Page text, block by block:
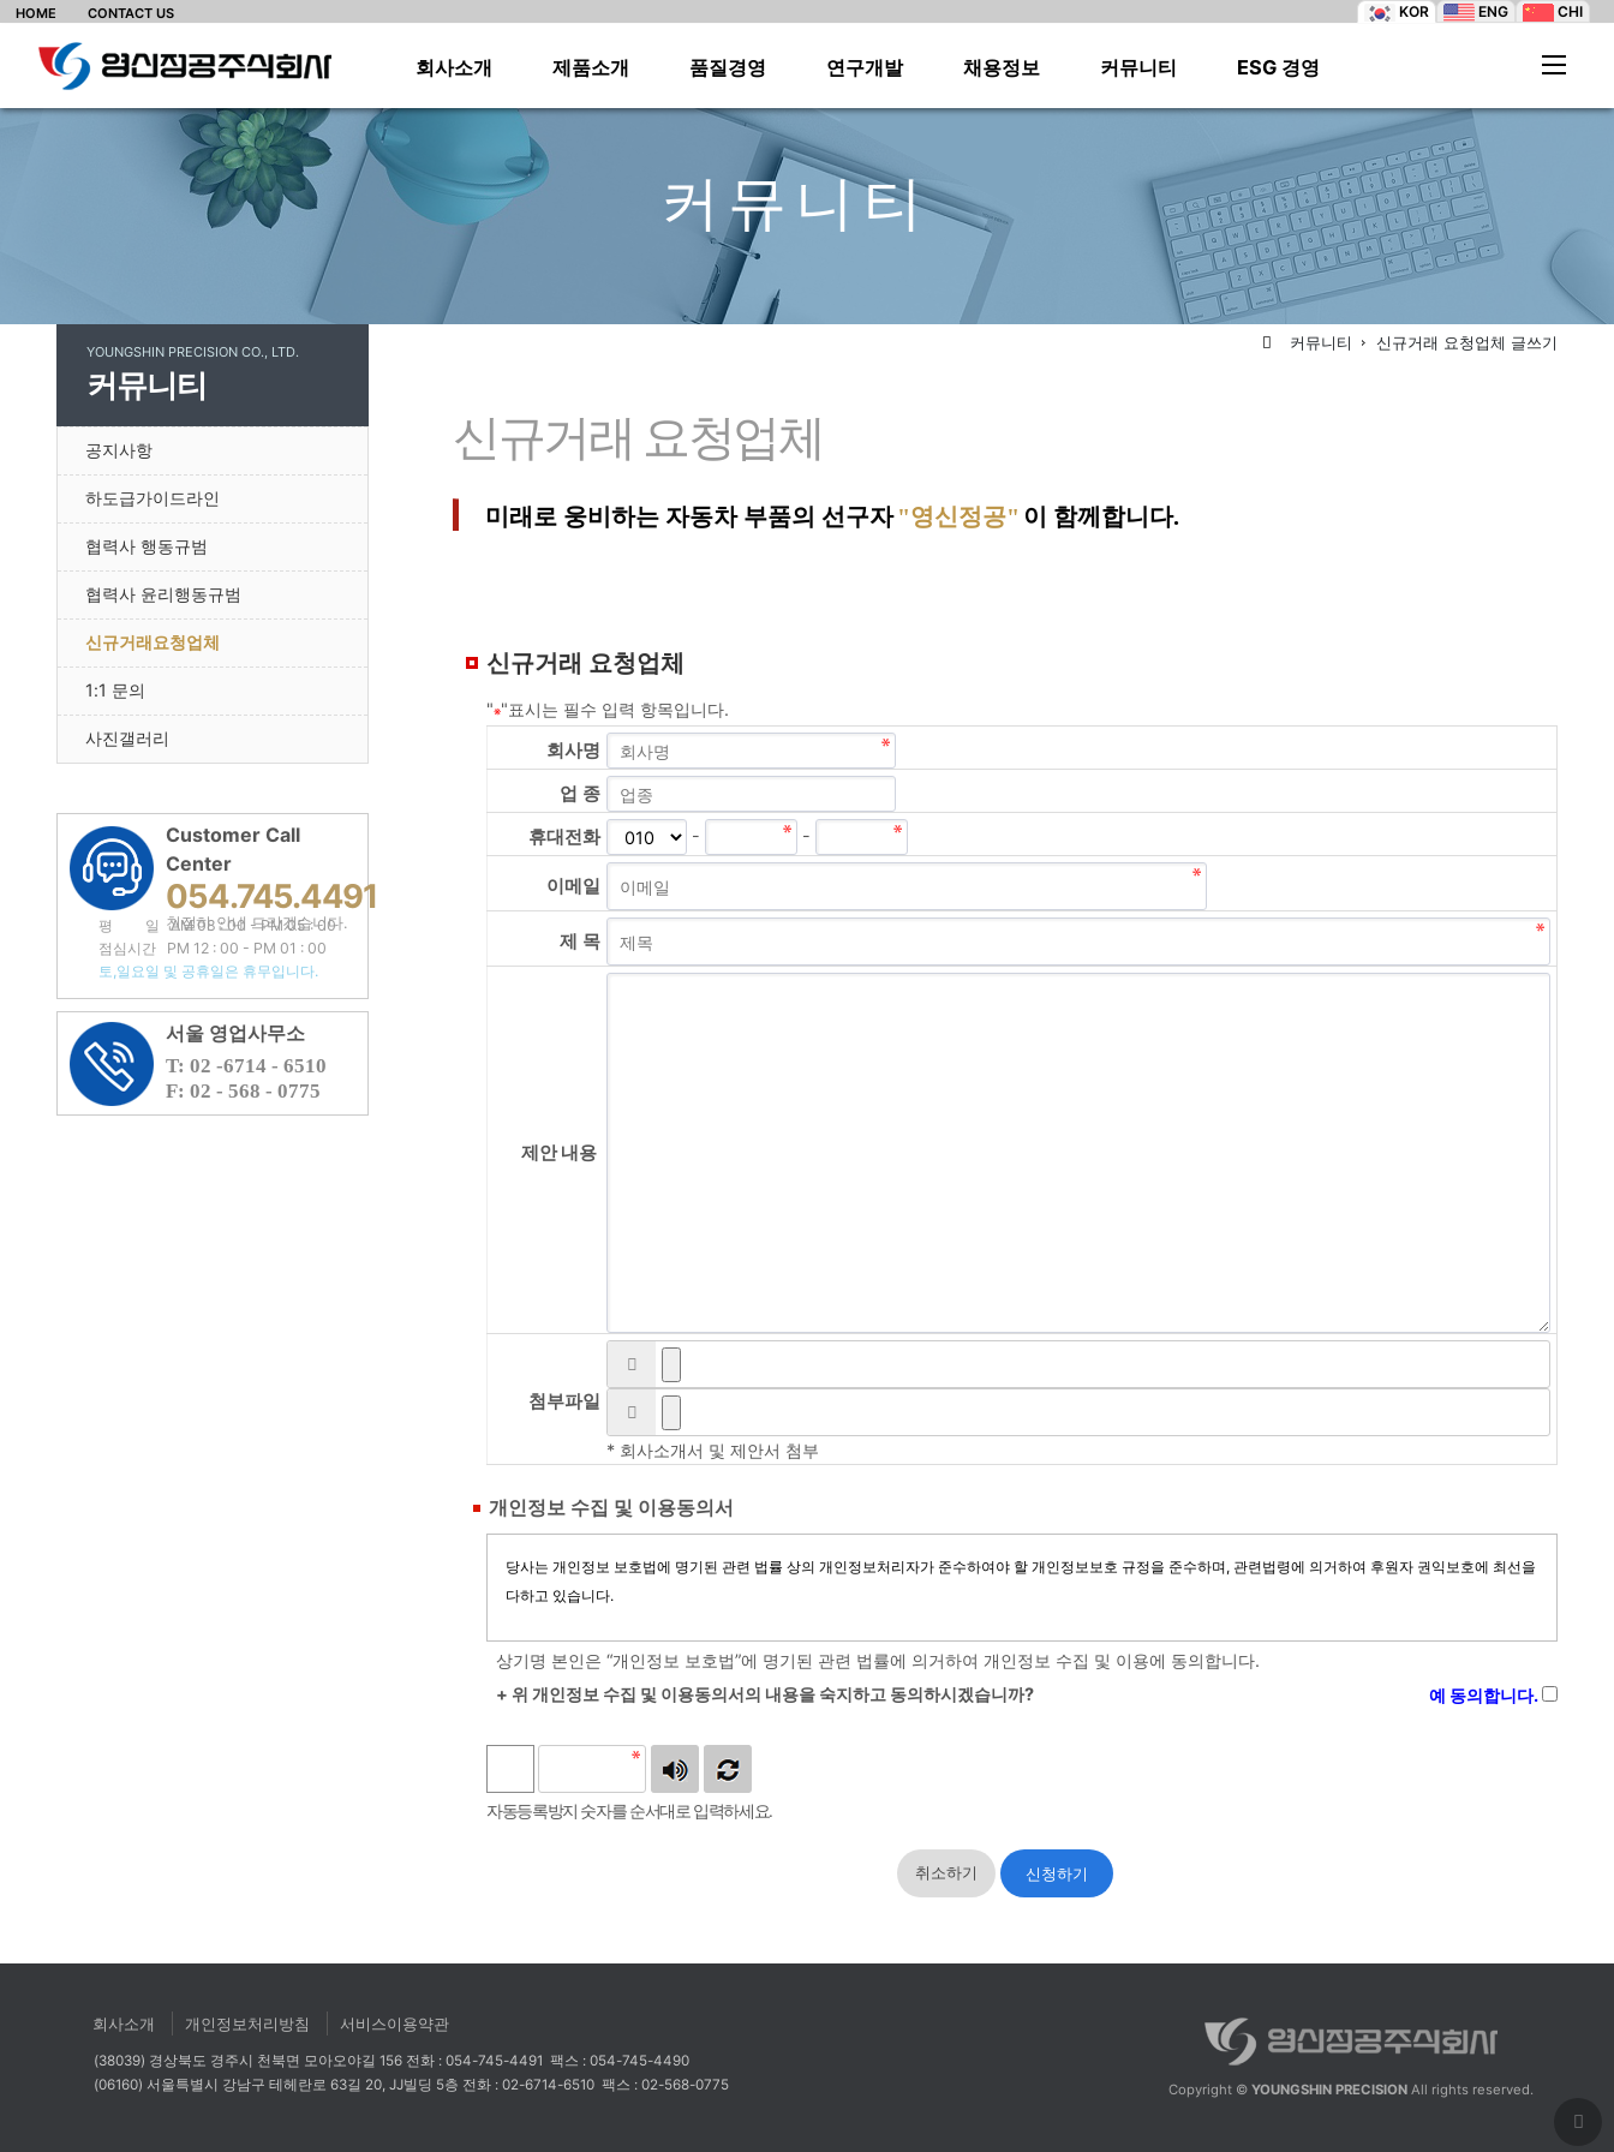
HOME CONTACT US KOR ENG CHI
회사소개
·
·
제품소개
·
·
·
품질경영
·
연구개발
·
·
채용정보
·
커뮤니티
·
ESG 경영
·
·
·
·
·
커뮤니티
YOUNGSHIN PRECISION CO., LTD.
커뮤니티
공지사항
하도급가이드라인
협력사 행동규범
협력사 윤리행동규범
신규거래요청업체
1:1 문의
사진갤러리
Customer Call
Center
054.745.4491
친절히 안내 드리겠습니다.
평 일 AM 08 : 00 - PM 05 : 00
점심시간 PM 12 : 00 - PM 01 : 00
토,일요일 및 공휴일은 휴무입니다.
서울 영업사무소
T: 02 -6714 - 6510
F: 02 - 568 - 0775
커뮤니티 신규거래 요청업체 글쓰기
신규거래 요청업체
미래로 웅비하는 자동차 부품의 선구자 "영신정공" 이 함께합니다.
신규거래 요청업체
"※"표시는 필수 입력 항목입니다.
회사명
업 종
휴대전화 - -
이메일
제 목
제안내용
첨부파일
* 회사소개서 및 제안서 첨부
개인정보 수집 및 이용동의서
당사는 개인정보 보호법에 명기된 관련 법률 상의 개인정보처리자가 준수하여야 할 개인정보보호 규정을 준수하며, 관련법령에 의거하여 후원자 권익보호에 최선을
다하고 있습니다.
▣ 개인정보 수집 항목
▣ 개인정보 수집 및 이용 목적
귀하의 소중한 개인정보를 아래와 같은 목적으로 수집 및 이용합니다.
○ 상기 내용은 개인정보 보호법을 기준으로 합니다.
○ 상기 개인정보의 이용목적이 소멸된 경우에도 이용목적이 분명한 경우는 개인정보를 보유할 수 있음을 안내하여 드립니다.
상기명 본인은 “개인정보 보호법”에 명기된 관련 법률에 의거하여 개인정보 수집 및 이용에 동의합니다.
+ 위 개인정보 수집 및 이용동의서의 내용을 숙지하고 동의하시겠습니까?
예 동의합니다.
자동등록방지 숫자를 순서대로 입력하세요.
취소하기
회사소개 개인정보처리방침 서비스이용약관
(38039) 경상북도 경주시 천북면 모아오야길 156 전화 : 054-745-4491 팩스 : 054-745-4490
(06160) 서울특별시 강남구 테헤란로 63길 20, JJ빌딩 5층 전화 : 02-6714-6510 팩스 : 02-568-0775 Copyright © YOUNGSHIN PRECISION All rights reserved.